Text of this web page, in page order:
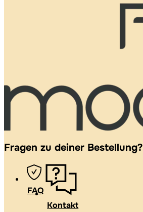
Fragen zu deiner Bestellung?
FAQ
Kontakt